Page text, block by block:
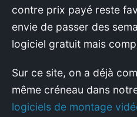
contre prix payé reste
envie de passer des
logiciel gratuit mais
Sur ce site, on a déjà
même créneau dans
logiciels de montage